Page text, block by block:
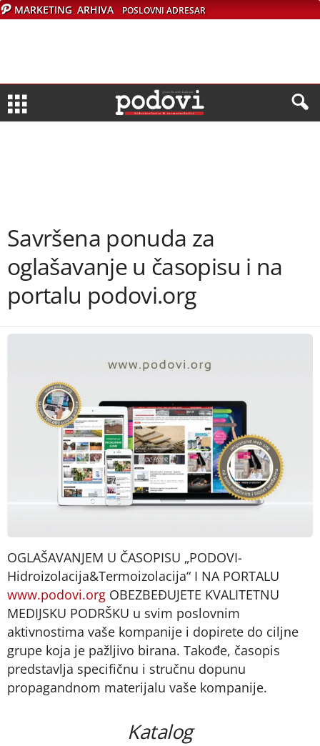
MARKETING ARHIVA POSLOVNI ADRESAR
Savršena ponuda za
oglašavanje u časopisu i na
portalu podovi.org
OGLAŠAVANJEM U ČASOPISU „PODOVI-
Hidroizolacija&Termoizolacija“ I NA PORTALU
www.podovi.org OBEZBEĐUJETE KVALITETNU
MEDIJSKU PODRŠKU u svim poslovnim
aktivnostima vaše kompanije i dopirete do ciljne
grupe koja je pažljivo birana. Takođe, časopis
predstavlja specifičnu i stručnu dopunu
propagandnom materijalu vaše kompanije.
Katalog